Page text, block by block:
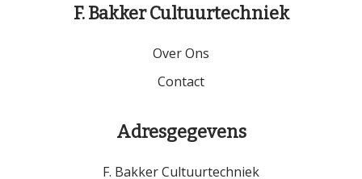
F. Bakker Cultuurtechniek
Over Ons
Contact
Adresgegevens
F. Bakker Cultuurtechniek